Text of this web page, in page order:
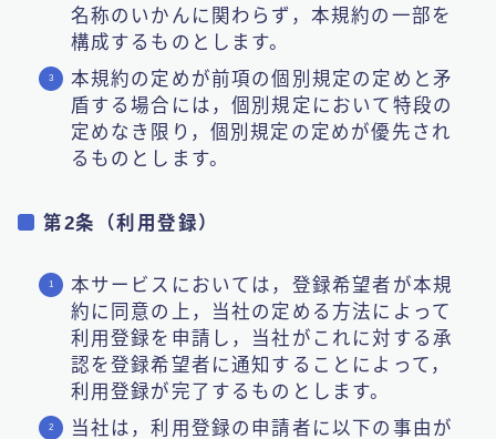
名称のいかんに関わらず，本規約の一部を
構成するものとします。
本規約の定めが前項の個別規定の定めと矛
盾する場合には，個別規定において特段の
定めなき限り，個別規定の定めが優先され
るものとします。
第2条（利用登録）
本サービスにおいては，登録希望者が本規
約に同意の上，当社の定める方法によって
利用登録を申請し，当社がこれに対する承
認を登録希望者に通知することによって，
利用登録が完了するものとします。
当社は，利用登録の申請者に以下の事由が